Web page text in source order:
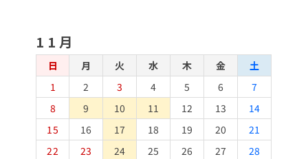
11月
日 月 火 水 木 金
土
1
2 3 4 5 6
7
8
9 10 11 12 13
14
15
16 17 18 19 20
21
22
23 24 25 26 27
28